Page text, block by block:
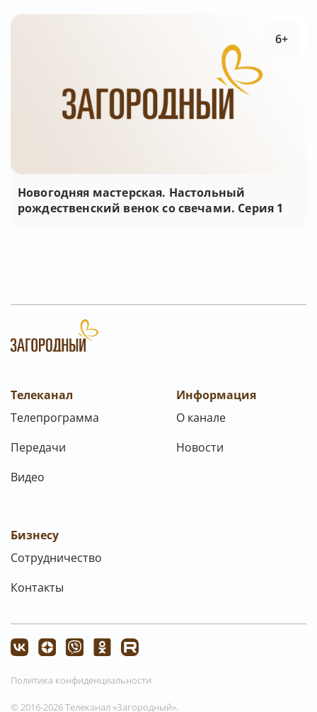
Новогодняя мастерская. Настольный
рождественский венок со свечами. Серия 1
6+
Телеканал
Телепрограмма
Передачи
Видео
Информация
О канале
Новости
Бизнесу
Сотрудничество
Контакты
© 2016-2026 Телеканал «Загородный».
Политика конфиденциальности